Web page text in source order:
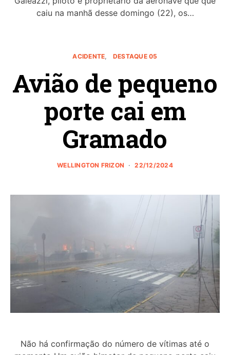
caiu na manhã desse domingo (22), os…
ACIDENTE DESTAQUE 05
Avião de pequeno
porte cai em
Gramado
WELLINGTON FRIZON 22/12/2024
Não há confirmação do número de vítimas até o